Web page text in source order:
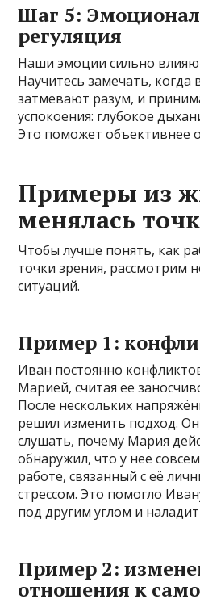
Шаг 5:
регуляция
Наши эмоции сильно
Научитесь замечать, когда
затмевают разум, и
успокоения: глубокое
Это поможет объективнее
Примеры из
менялась
Чтобы лучше понять, как
точки зрения, рассмотрим
ситуаций.
Пример 1:
Иван постоянно
Марией, считая ее
После нескольких
решил изменить подход.
слушать, почему Мария
обнаружил, что у нее
работе, связанный с её
стрессом. Это помогло
под другим углом и
Пример 2:
отношения к